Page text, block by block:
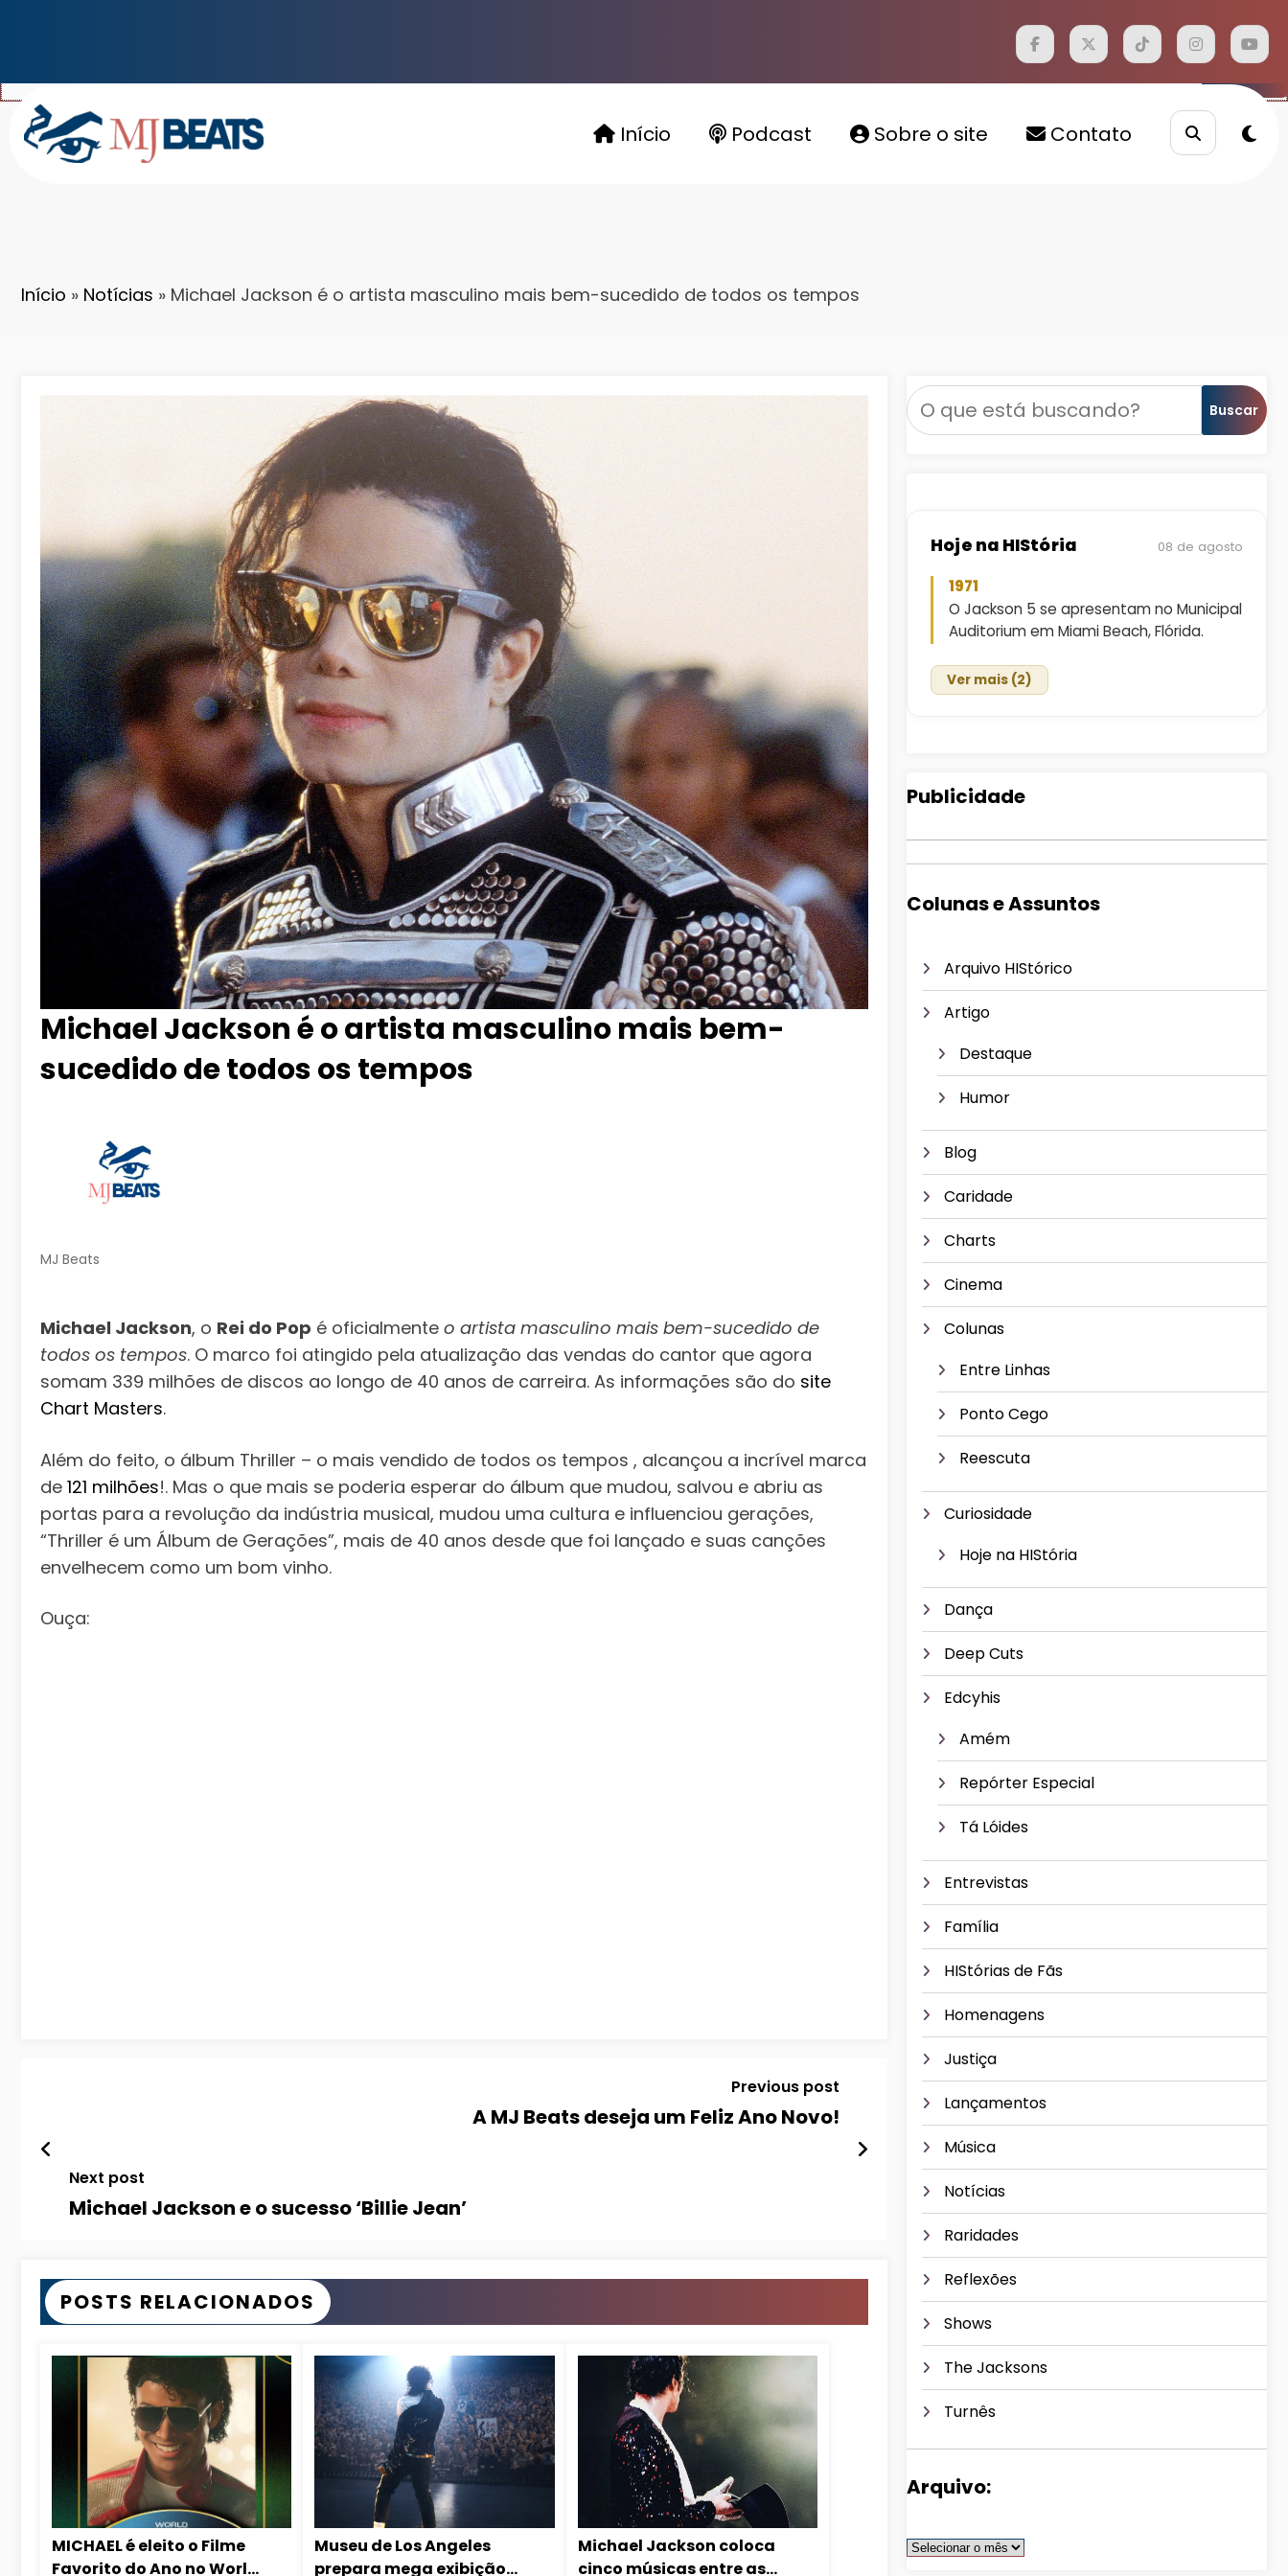
conteúdo
Início Podcast Sobre o site Contato
Início » Notícias » Michael Jackson é o artista masculino mais bem-sucedido de todos os tempos
Michael Jackson é o artista masculino mais bem-
sucedido de todos os tempos
MJ Beats
Michael Jackson, o Rei do Pop é oficialmente o artista masculino mais bem-sucedido de
todos os tempos. O marco foi atingido pela atualização das vendas do cantor que agora
somam 339 milhões de discos ao longo de 40 anos de carreira. As informações são do site
Chart Masters.
Além do feito, o álbum Thriller – o mais vendido de todos os tempos , alcançou a incrível marca
de 121 milhões!. Mas o que mais se poderia esperar do álbum que mudou, salvou e abriu as
portas para a revolução da indústria musical, mudou uma cultura e influenciou gerações,
“Thriller é um Álbum de Gerações”, mais de 40 anos desde que foi lançado e suas canções
envelhecem como um bom vinho.
Ouça:
Previous post
A MJ Beats deseja um Feliz Ano Novo!
Next post
Michael Jackson e o sucesso ‘Billie Jean’
POSTS RELACIONADOS
MICHAEL é eleito o Filme
Favorito do Ano no World
Museu de Los Angeles
prepara mega exibição
Michael Jackson coloca
cinco músicas entre as
Pesquisar Buscar
Hoje na HIStória 08 de agosto
1971
O Jackson 5 se apresentam no Municipal
Auditorium em Miami Beach, Flórida.
Ver mais (2)
Publicidade
Colunas e Assuntos
Arquivo HIStórico
Artigo
Destaque
Humor
Blog
Caridade
Charts
Cinema
Colunas
Entre Linhas
Ponto Cego
Reescuta
Curiosidade
Hoje na HIStória
Dança
Deep Cuts
Edcyhis
Amém
Repórter Especial
Tá Lóides
Entrevistas
Família
HIStórias de Fãs
Homenagens
Justiça
Lançamentos
Música
Notícias
Raridades
Reflexões
Shows
The Jacksons
Turnês
Arquivo:
Arquivos